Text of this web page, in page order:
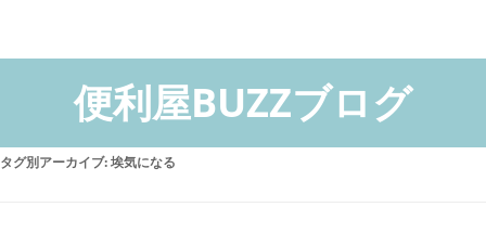
タグ別アーカイブ:埃気になる